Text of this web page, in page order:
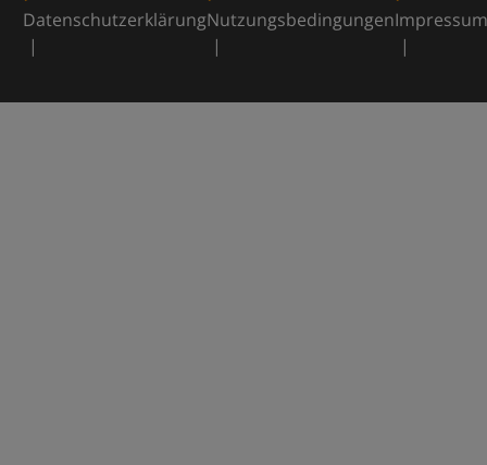
DatenschutzerklärungNutzungsbedingungenImpressum